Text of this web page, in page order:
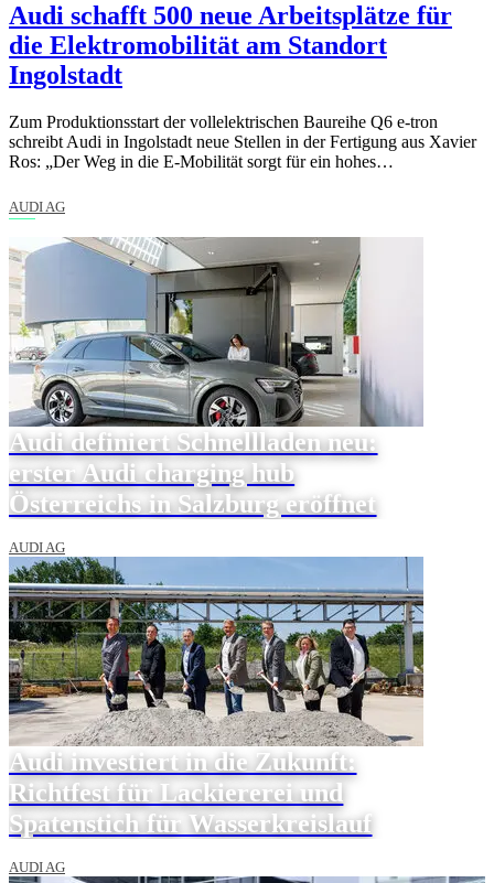
Audi schafft 500 neue Arbeitsplätze für
die Elektromobilität am Standort
Ingolstadt
Zum Produktionsstart der vollelektrischen Baureihe Q6 e-tron
schreibt Audi in Ingolstadt neue Stellen in der Fertigung aus Xavier
Ros: „Der Weg in die E-Mobilität sorgt für ein hohes…
AUDI AG
Audi definiert Schnellladen neu:
erster Audi charging hub
Österreichs in Salzburg eröffnet
AUDI AG
Audi investiert in die Zukunft:
Richtfest für Lackiererei und
Spatenstich für Wasserkreislauf
AUDI AG